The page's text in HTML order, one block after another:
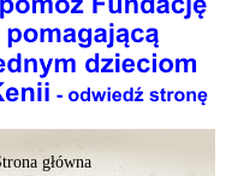
główna